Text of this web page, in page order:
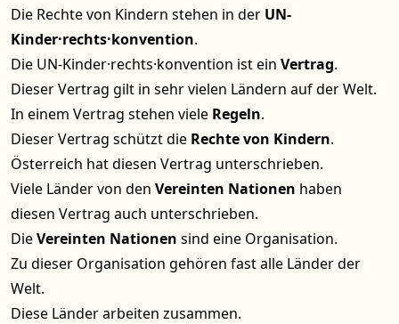
Die Rechte von Kindern stehen in der UN-
Kinder·rechts·konvention.
Die UN-Kinder·rechts·konvention ist ein Vertrag.
Dieser Vertrag gilt in sehr vielen Ländern auf der Welt.
In einem Vertrag stehen viele Regeln.
Dieser Vertrag schützt die Rechte von Kindern.
Österreich hat diesen Vertrag unterschrieben.
Viele Länder von den Vereinten Nationen haben
diesen Vertrag auch unterschrieben.
DieVereinten Nationen sind eine Organisation.
Zu dieser Organisation gehören fast alle Länder der
Welt.
Diese Länder arbeiten zusammen.